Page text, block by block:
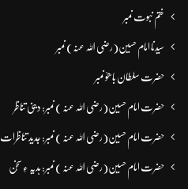
ختم نبوت نمبر
سیدنا امام حسین(رضی اللہ عنہ) نمبر
حضرت سلطان باھوؒ نمبر
حضرت امام حسین(رضی اللہ عنہ ) نمبر: دینی تناظر
حضرت امام حسین(رضی اللہ عنہ ) نمبر: جدید تناظرات
حضرت امام حسین(رضی اللہ عنہ ) نمبر: ہدیہ ءِ سُخن